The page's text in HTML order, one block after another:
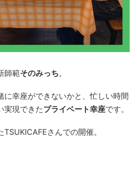
師範そのみっち。
に幸座ができないかと、忙しい時間
実現できたプライベート幸座です。
さんでの開催。